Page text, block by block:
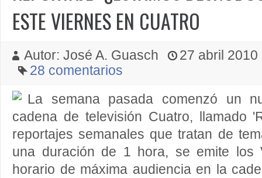
ESTE VIERNES EN CUATRO
Autor: José A. Guasch
27 abril 2010
28 comentarios
La semana pasada comenzó un
cadena de televisión Cuatro, llamado
reportajes semanales que tratan de
una duración de 1 hora, se emite los
horario de máxima audiencia en la